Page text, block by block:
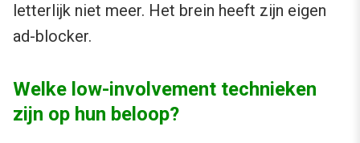
letterlijk niet meer. Het brein heeft zijn eigen
ad-blocker.
Welke low-involvement technieken
zijn op hun beloop?